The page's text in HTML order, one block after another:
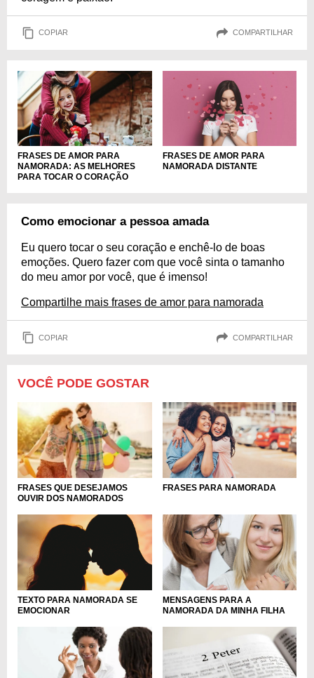
COPIAR COMPARTILHAR
FRASES DE AMOR PARA
NAMORADA: AS MELHORES
PARA TOCAR O CORAÇÃO
FRASES DE AMOR PARA
NAMORADA DISTANTE
Como emocionar a pessoa amada
Eu quero tocar o seu coração e enchê-lo de boas
emoções. Quero fazer com que você sinta o tamanho
do meu amor por você, que é imenso!
Compartilhe mais frases de amor para namorada
COPIAR COMPARTILHAR
VOCÊ PODE GOSTAR
FRASES QUE DESEJAMOS
OUVIR DOS NAMORADOS
FRASES PARA NAMORADA
TEXTO PARA NAMORADA SE
EMOCIONAR
MENSAGENS PARA A
NAMORADA DA MINHA FILHA